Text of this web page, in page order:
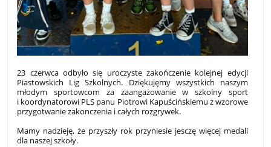
23 czerwca odbyło się uroczyste zakończenie kolejnej edycji
Piastowskich Lig Szkolnych. Dziękujęmy wszystkich naszym
młodym sportowcom za zaangażowanie w szkolny sport
i koordynatorowi PLS panu Piotrowi Kapuścińskiemu z wzorowe
przygotwanie zakonczenia i całych rozgrywek.
Mamy nadzieję, że przyszły rok przyniesie jesczę więcej medali
dla naszej szkoły.